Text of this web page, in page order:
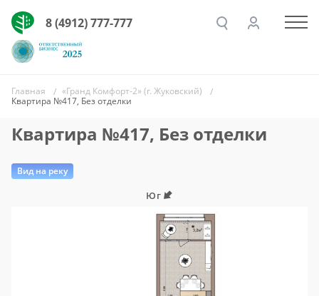
8 (4912) 777-777
Главная
«Гранд Комфорт-2» (г. Жуковский)
Квартира №417, Без отделки
Квартира №417, Без отделки
Вид на реку
Юг